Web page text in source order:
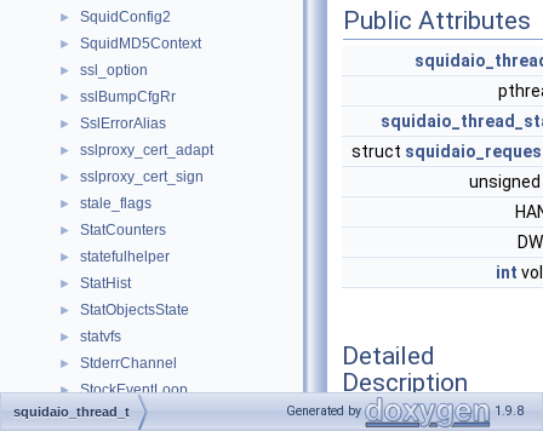
► SquidConfig2
► SquidMD5Context
► ssl_option
► sslBumpCfgRr
► SslErrorAlias
► sslproxy_cert_adapt
► sslproxy_cert_sign
► stale_flags
► StatCounters
► statefulhelper
► StatHist
► StatObjectsState
► statvfs
► StderrChannel
► StockEventLoop
► Stopwatch
Public Attributes
struct
int
Detailed
Description
squidaio_thread_t Generated by 1.9.8